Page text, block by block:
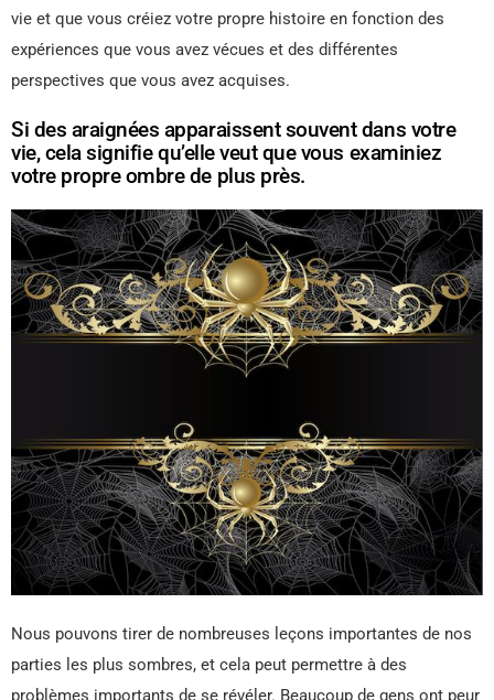
vie et que vous créiez votre propre histoire en fonction des
expériences que vous avez vécues et des différentes
perspectives que vous avez acquises.
Si des araignées apparaissent souvent dans votre
vie, cela signifie qu’elle veut que vous examiniez
votre propre ombre de plus près.
Nous pouvons tirer de nombreuses leçons importantes de nos
parties les plus sombres, et cela peut permettre à des
problèmes importants de se révéler. Beaucoup de gens ont peur